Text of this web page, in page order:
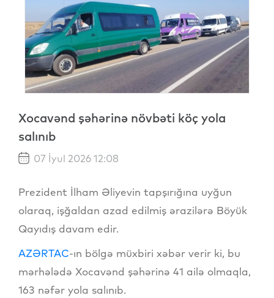
Xocavənd şəhərinə növbəti köç yola
salınıb
07 İyul 2026 12:08
Prezident İlham Əliyevin tapşırığına uyğun
olaraq, işğaldan azad edilmiş ərazilərə Böyük
Qayıdış davam edir.
AZƏRTAC-ın bölgə müxbiri xəbər verir ki, bu
mərhələdə Xocavənd şəhərinə 41 ailə olmaqla,
163 nəfər yola salınıb.